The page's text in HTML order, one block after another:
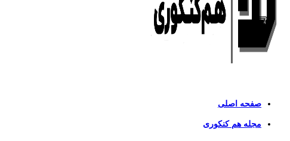
صفحه اصلی
مجله هم کنکوری